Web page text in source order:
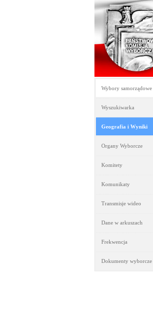
Wybory samorządowe
Wyszukiwarka
Geografia i Wyniki
Organy Wyborcze
Komitety
Komunikaty
Transmisje wideo
Dane w arkuszach
Frekwencja
Dokumenty wyborcze